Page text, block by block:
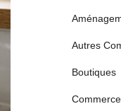
Autres
Boutiques
Commerce